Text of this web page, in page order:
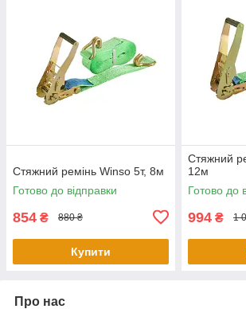
Стяжний ремінь Winso 5т, 8м
Готово до відправки
854 ₴ 880 ₴
Купити
Стяжний
12м
Готово до
994 ₴ 1
Про нас